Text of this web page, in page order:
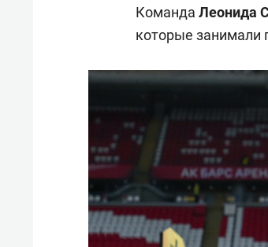
Команда Леонида
которые занимали
Как ГК «МИР ГРУПП» и ВТБ
создают оазис жилого